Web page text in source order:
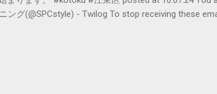
ング(@SPCstyle) - Twilog To stop receiving these